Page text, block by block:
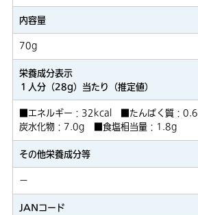
内容量
70g
栄養成分表示
１人分（28g）当たり（推定値）
■エネルギー：32kcal ■たんぱく質
炭水化物：7.0g ■食塩相当量：1.8g
その他栄養成分等
－
JANコード